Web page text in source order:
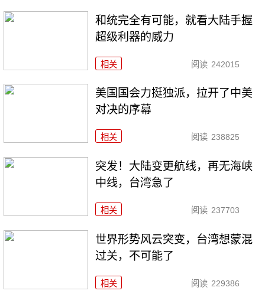
和统完全有可能，就看大陆手握
超级利器的威力
相关 阅读 242015
美国国会力挺独派，拉开了中美
对决的序幕
相关 阅读 238825
突发！大陆变更航线，再无海峡
中线，台湾急了
相关 阅读 237703
世界形势风云突变，台湾想蒙混
过关，不可能了
相关 阅读 229386